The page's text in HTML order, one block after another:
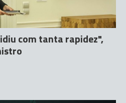
com tanta rapidez",